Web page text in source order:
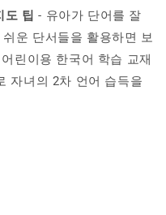
도 팁 - 유아가 단어를 잘
운 단서들을 활용하면 보
린이용 한국어 학습 교재
자녀의 2차 언어 습득을